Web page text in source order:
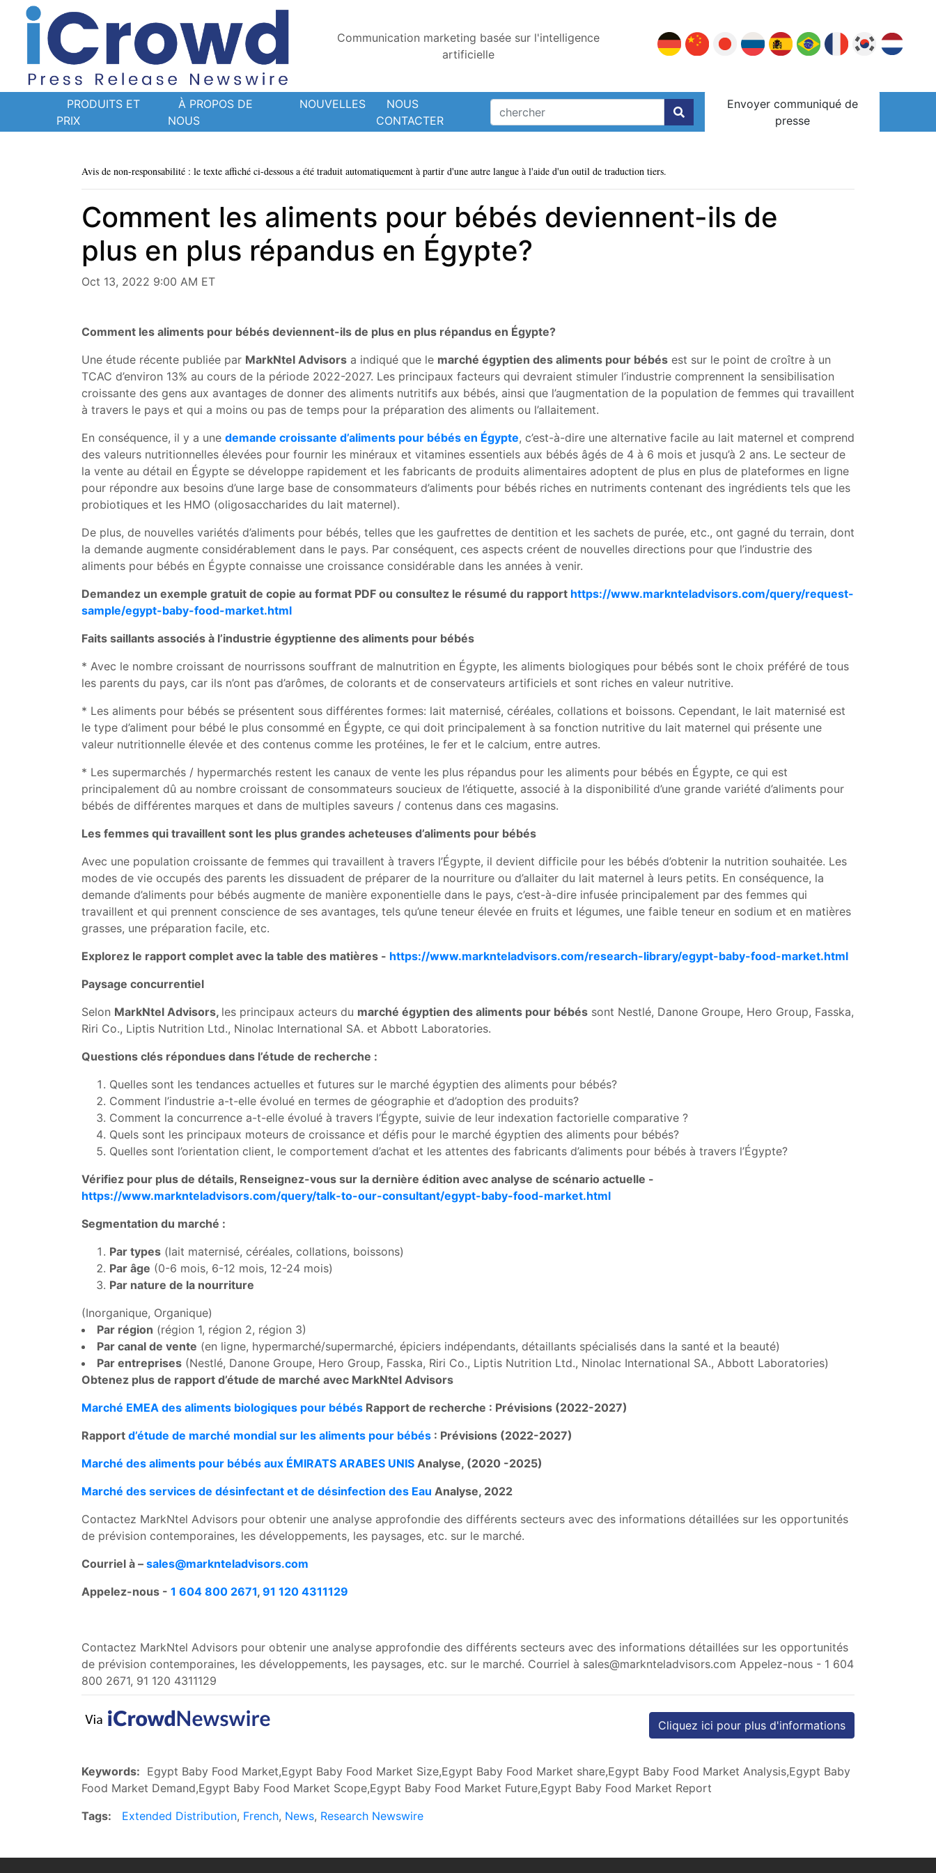
Communication marketing basée sur l'intelligence
artificielle
PRODUITS ET
PRIX
À PROPOS DE
NOUS
NOUVELLES
NOUS
CONTACTER
Envoyer communiqué de
presse
Avis de non-responsabilité : le texte affiché ci-dessous a été traduit automatiquement à partir d'une autre langue à l'aide d'un outil de traduction tiers.
Comment les aliments pour bébés deviennent-ils de
plus en plus répandus en Égypte?
Oct 13, 2022 9:00 AM ET
Comment les aliments pour bébés deviennent-ils de plus en plus répandus en Égypte?
Une étude récente publiée par MarkNtel Advisors a indiqué que le marché égyptien des aliments pour bébés est sur le point de croître à un
TCAC d’environ 13% au cours de la période 2022-2027. Les principaux facteurs qui devraient stimuler l’industrie comprennent la sensibilisation
croissante des gens aux avantages de donner des aliments nutritifs aux bébés, ainsi que l’augmentation de la population de femmes qui travaillent
à travers le pays et qui a moins ou pas de temps pour la préparation des aliments ou l’allaitement.
En conséquence, il y a une demande croissante d’aliments pour bébés en Égypte, c’est-à-dire une alternative facile au lait maternel et comprend
des valeurs nutritionnelles élevées pour fournir les minéraux et vitamines essentiels aux bébés âgés de 4 à 6 mois et jusqu’à 2 ans. Le secteur de
la vente au détail en Égypte se développe rapidement et les fabricants de produits alimentaires adoptent de plus en plus de plateformes en ligne
pour répondre aux besoins d’une large base de consommateurs d’aliments pour bébés riches en nutriments contenant des ingrédients tels que les
probiotiques et les HMO (oligosaccharides du lait maternel).
De plus, de nouvelles variétés d’aliments pour bébés, telles que les gaufrettes de dentition et les sachets de purée, etc., ont gagné du terrain, dont
la demande augmente considérablement dans le pays. Par conséquent, ces aspects créent de nouvelles directions pour que l’industrie des
aliments pour bébés en Égypte connaisse une croissance considérable dans les années à venir.
Demandez un exemple gratuit de copie au format PDF ou consultez le résumé du rapport https://www.marknteladvisors.com/query/request-
sample/egypt-baby-food-market.html
Faits saillants associés à l’industrie égyptienne des aliments pour bébés
* Avec le nombre croissant de nourrissons souffrant de malnutrition en Égypte, les aliments biologiques pour bébés sont le choix préféré de tous
les parents du pays, car ils n’ont pas d’arômes, de colorants et de conservateurs artificiels et sont riches en valeur nutritive.
* Les aliments pour bébés se présentent sous différentes formes: lait maternisé, céréales, collations et boissons. Cependant, le lait maternisé est
le type d’aliment pour bébé le plus consommé en Égypte, ce qui doit principalement à sa fonction nutritive du lait maternel qui présente une
valeur nutritionnelle élevée et des contenus comme les protéines, le fer et le calcium, entre autres.
* Les supermarchés / hypermarchés restent les canaux de vente les plus répandus pour les aliments pour bébés en Égypte, ce qui est
principalement dû au nombre croissant de consommateurs soucieux de l’étiquette, associé à la disponibilité d’une grande variété d’aliments pour
bébés de différentes marques et dans de multiples saveurs / contenus dans ces magasins.
Les femmes qui travaillent sont les plus grandes acheteuses d’aliments pour bébés
Avec une population croissante de femmes qui travaillent à travers l’Égypte, il devient difficile pour les bébés d’obtenir la nutrition souhaitée. Les
modes de vie occupés des parents les dissuadent de préparer de la nourriture ou d’allaiter du lait maternel à leurs petits. En conséquence, la
demande d’aliments pour bébés augmente de manière exponentielle dans le pays, c’est-à-dire infusée principalement par des femmes qui
travaillent et qui prennent conscience de ses avantages, tels qu’une teneur élevée en fruits et légumes, une faible teneur en sodium et en matières
grasses, une préparation facile, etc.
Explorez le rapport complet avec la table des matières - https://www.marknteladvisors.com/research-library/egypt-baby-food-market.html
Paysage concurrentiel
Selon MarkNtel Advisors, les principaux acteurs du marché égyptien des aliments pour bébés sont Nestlé, Danone Groupe, Hero Group, Fasska,
Riri Co., Liptis Nutrition Ltd., Ninolac International SA. et Abbott Laboratories.
Questions clés répondues dans l’étude de recherche :
Quelles sont les tendances actuelles et futures sur le marché égyptien des aliments pour bébés?
Comment l’industrie a-t-elle évolué en termes de géographie et d’adoption des produits?
Comment la concurrence a-t-elle évolué à travers l’Égypte, suivie de leur indexation factorielle comparative ?
Quels sont les principaux moteurs de croissance et défis pour le marché égyptien des aliments pour bébés?
Quelles sont l’orientation client, le comportement d’achat et les attentes des fabricants d’aliments pour bébés à travers l’Égypte?
Vérifiez pour plus de détails, Renseignez-vous sur la dernière édition avec analyse de scénario actuelle -
https://www.marknteladvisors.com/query/talk-to-our-consultant/egypt-baby-food-market.html
Segmentation du marché :
Par types (lait maternisé, céréales, collations, boissons)
Par âge (0-6 mois, 6-12 mois, 12-24 mois)
Par nature de la nourriture
(Inorganique, Organique)
Par région (région 1, région 2, région 3)
Par canal de vente (en ligne, hypermarché/supermarché, épiciers indépendants, détaillants spécialisés dans la santé et la beauté)
Par entreprises (Nestlé, Danone Groupe, Hero Group, Fasska, Riri Co., Liptis Nutrition Ltd., Ninolac International SA., Abbott Laboratories)
Obtenez plus de rapport d’étude de marché avec MarkNtel Advisors
Marché EMEA des aliments biologiques pour bébés Rapport de recherche : Prévisions (2022-2027)
Rapport d’étude de marché mondial sur les aliments pour bébés : Prévisions (2022-2027)
Marché des aliments pour bébés aux ÉMIRATS ARABES UNIS Analyse, (2020 -2025)
Marché des services de désinfectant et de désinfection des Eau Analyse, 2022
Contactez MarkNtel Advisors pour obtenir une analyse approfondie des différents secteurs avec des informations détaillées sur les opportunités
de prévision contemporaines, les développements, les paysages, etc. sur le marché.
Courriel à – sales@marknteladvisors.com
Appelez-nous - 1 604 800 2671, 91 120 4311129
Contactez MarkNtel Advisors pour obtenir une analyse approfondie des différents secteurs avec des informations détaillées sur les opportunités
de prévision contemporaines, les développements, les paysages, etc. sur le marché. Courriel à sales@marknteladvisors.com Appelez-nous - 1 604
800 2671, 91 120 4311129
Cliquez ici pour plus d'informations
Keywords: Egypt Baby Food Market,Egypt Baby Food Market Size,Egypt Baby Food Market share,Egypt Baby Food Market Analysis,Egypt Baby
Food Market Demand,Egypt Baby Food Market Scope,Egypt Baby Food Market Future,Egypt Baby Food Market Report
Tags:
Extended Distribution, French, News, Research Newswire